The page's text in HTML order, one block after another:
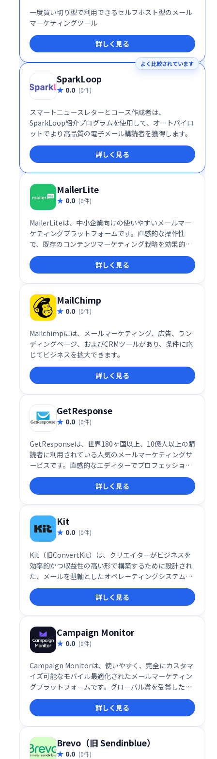
一度買い切り型で利用できるセルフホスト型のメール
マーケティングツール
詳しく見る
よく比較されています
SparkLoop
0.0 (0件)
スマートニュースレターとコース作成者は、
SparkLoop紹介プログラムを使用して、オートパイロ
ットでより高品質の電子メール購読者を獲得します。
詳しく見る
MailerLite
0.0 (0件)
MailerLiteは、中小企業向けの使いやすいメールマー
ケティングプラットフォームです。直感的な操作性
で、既存のコンテンツマーケティング戦略を効果的に
補完します。プロフェッショナルなメールマーケティ
ングに必要な機能を備え、効率的な顧客コミュニケー
ションを実現します。
詳しく見る
MailChimp
0.0 (0件)
Mailchimpには、メールマーケティング、広告、ラン
ディングページ、およびCRMツールがあり、条件に応
じてビジネスを拡大できます。
詳しく見る
GetResponse
0.0 (0件)
GetResponseは、世界180ヶ国以上、10億人以上の購
読者に利用されている人気のメールマーケティングサ
ービスです。直感的なエディターでプロフェッショナ
ルなメールやランディングページを簡単に作成でき、
効率的なマーケティング活動を支援します。世界中で
最も使いやすいシステムとして高い評価を得ていま
す。
詳しく見る
Kit
0.0 (0件)
Kit（旧ConvertKit）は、クリエイターがビジネスを
効率的かつ収益性の高い形で構築するために設計され
た、メールを基軸としたオペレーティングシステムで
す。このサービスは、個人の情熱を収益に結びつける
ことを目指し、メールリスト管理や自動化ツールを駆
使して、収益性と持続可能性を兼ね備えたビジネスを
サポートします。
詳しく見る
Campaign Monitor
0.0 (0件)
Campaign Monitorは、使いやすく、完全にカスタマ
イズ可能なモバイル最適化されたメールマーケティン
グプラットフォームです。グローバル賞を受賞したカ
スタマーサポートと99％の顧客満足度を誇り、強力な
機能を備えています。無料でお試しいただけます。
詳しく見る
Brevo（旧 Sendinblue）
0.0 (0件)